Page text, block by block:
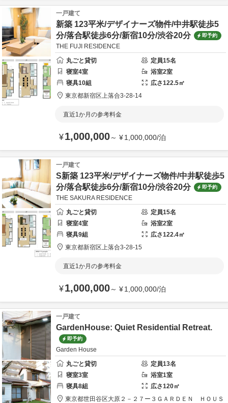
一戸建て
新築 123平米/デザイナーズ物件/中井駅徒歩5
分/落合駅徒歩6分/新宿10分/渋谷20分
即予約
THE FUJI RESIDENCE
丸ごと貸切
定員15名
寝室4室 浴室2室
寝具10組 広さ122.5㎡
東京都新宿区上落合3-28-14
直近1か月の参考料金
¥1,000,000～ ¥1,000,000/泊
一戸建て
S新築 123平米/デザイナーズ物件/中井駅徒歩5
分/落合駅徒歩6分/新宿10分/渋谷20分
即予約
THE SAKURA RESIDENCE
丸ごと貸切
定員15名
寝室4室 浴室2室
寝具9組 広さ122.4㎡
東京都新宿区上落合3-28-15
直近1か月の参考料金
¥1,000,000～ ¥1,000,000/泊
一戸建て
GardenHouse: Quiet Residential Retreat.
即予約
Garden House
丸ごと貸切
定員13名
寝室3室 浴室1室
寝具8組 広さ120㎡
東京都世田谷区大原２－２７ー３ ＧＡＲＤＥＮ ＨＯＵＳ